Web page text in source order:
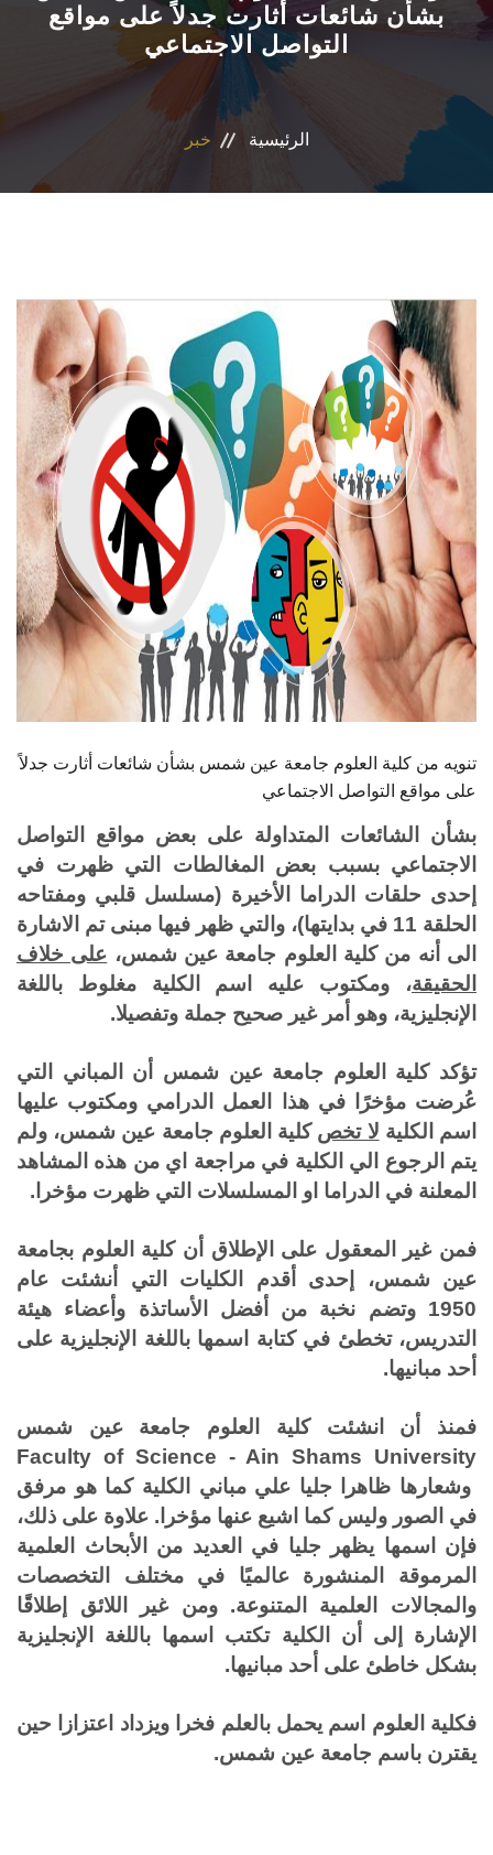
بشأن شائعات أثارت جدلاً على مواقع
التواصل الاجتماعي
الرئيسية خبر
تنويه من كلية العلوم جامعة عين شمس بشأن شائعات أثارت جدلاً
على مواقع التواصل الاجتماعي
بشأن الشائعات المتداولة على بعض مواقع التواصل
الاجتماعي بسبب بعض المغالطات التي ظهرت في
إحدى حلقات الدراما الأخيرة (مسلسل قلبي ومفتاحه
الحلقة 11 في بدايتها)، والتي ظهر فيها مبنى تم الاشارة
الى أنه من كلية العلوم جامعة عين شمس، على خلاف
الحقيقة، ومكتوب عليه اسم الكلية مغلوط باللغة
الإنجليزية، وهو أمر غير صحيح جملة وتفصيلا.
تؤكد كلية العلوم جامعة عين شمس أن المباني التي
عُرضت مؤخرًا في هذا العمل الدرامي ومكتوب عليها
اسم الكلية لا تخص كلية العلوم جامعة عين شمس، ولم
يتم الرجوع الي الكلية في مراجعة اي من هذه المشاهد
المعلنة في الدراما او المسلسلات التي ظهرت مؤخرا .
فمن غير المعقول على الإطلاق أن كلية العلوم بجامعة
عين شمس، إحدى أقدم الكليات التي أنشئت عام
1950 وتضم نخبة من أفضل الأساتذة وأعضاء هيئة
التدريس، تخطئ في كتابة اسمها باللغة الإنجليزية على
أحد مبانيها.
فمنذ أن انشئت كلية العلوم جامعة عين شمس
Faculty of Science - Ain Shams University
وشعارها ظاهرا جليا علي مباني الكلية كما هو مرفق
في الصور وليس كما اشيع عنها مؤخرا. علاوة على ذلك،
فإن اسمها يظهر جليا في العديد من الأبحاث العلمية
المرموقة المنشورة عالميًا في مختلف التخصصات
والمجالات العلمية المتنوعة. ومن غير اللائق إطلاقًا
الإشارة إلى أن الكلية تكتب
اسمها باللغة الإنجليزية
بشكل خاطئ على أحد مبانيها.
فكلية العلوم اسم يحمل بالعلم فخرا ويزداد اعتزازا حين
يقترن باسم جامعة عين شمس.